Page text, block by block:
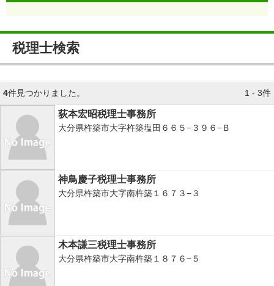
税理士検索
4件見つかりました。 1 - 3件
荻本宏昭税理士事務所
大分県杵築市大字杵築塩田６６５−３９６−Ｂ
神鳥慶子税理士事務所
大分県杵築市大字南杵築１６７３−３
木本謙三税理士事務所
大分県杵築市大字南杵築１８７６−５